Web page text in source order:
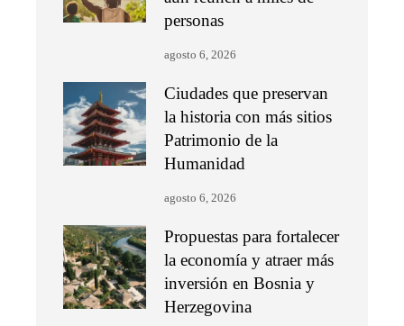
personas
agosto 6, 2026
Ciudades que preservan
la historia con más sitios
Patrimonio de la
Humanidad
agosto 6, 2026
Propuestas para fortalecer
la economía y atraer más
inversión en Bosnia y
Herzegovina